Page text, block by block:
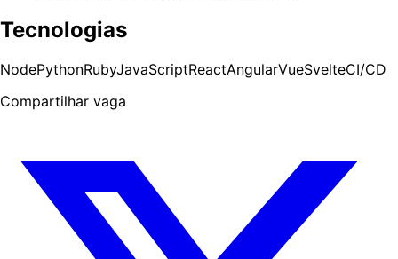
Tecnologias
NodePythonRubyJavaScriptReactAngularVueSvelteCI/CD
Compartilhar vaga